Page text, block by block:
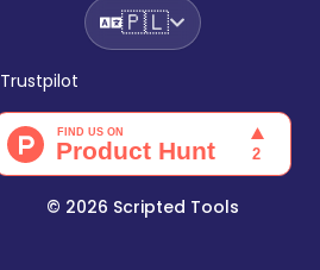
🇵🇱
Trustpilot
© 2026 Scripted Tools